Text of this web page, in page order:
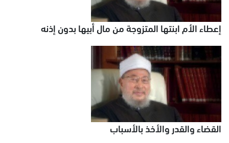
إعطاء الأم ابنتها المتزوجة من مال أبيها بدون إذنه
القضاء والقدر والأخذ بالأسباب